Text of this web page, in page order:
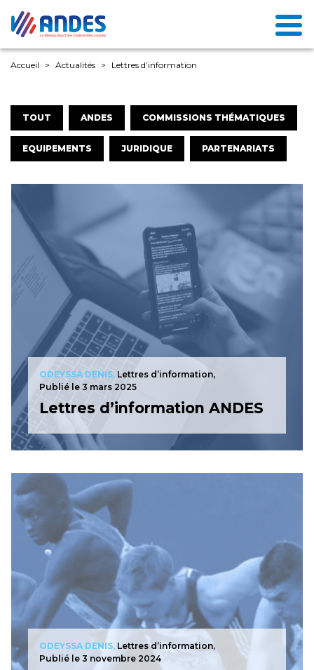
Accueil Actualités Lettres d’information
TOUT ANDES COMMISSIONS THÉMATIQUES
EQUIPEMENTS JURIDIQUE PARTENARIATS
ODEYSSA DENIS, Lettres d’information,
Publié le 3 mars 2025
Lettres d’information ANDES
ODEYSSA DENIS, Lettres d’information,
Publié le 3 novembre 2024